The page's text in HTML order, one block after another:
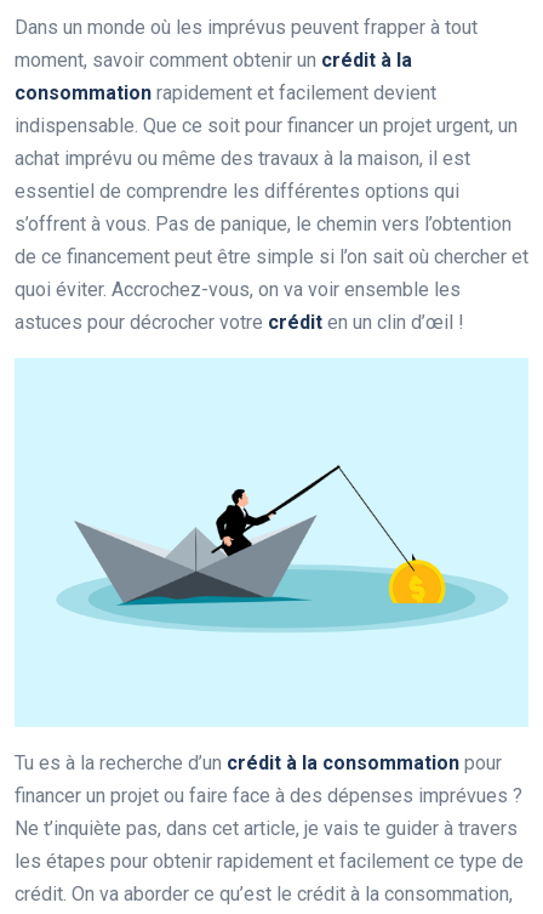
Dans un monde où les imprévus peuvent frapper à tout
moment, savoir comment obtenir un crédit à la
consommation rapidement et facilement devient
indispensable. Que ce soit pour financer un projet urgent, un
achat imprévu ou même des travaux à la maison, il est
essentiel de comprendre les différentes options qui
s’offrent à vous. Pas de panique, le chemin vers l’obtention
de ce financement peut être simple si l’on sait où chercher et
quoi éviter. Accrochez-vous, on va voir ensemble les
astuces pour décrocher votre crédit en un clin d’œil !
Tu es à la recherche d’un crédit à la consommation pour
financer un projet ou faire face à des dépenses imprévues ?
Ne t’inquiète pas, dans cet article, je vais te guider à travers
les étapes pour obtenir rapidement et facilement ce type de
crédit. On va aborder ce qu’est le crédit à la consommation,